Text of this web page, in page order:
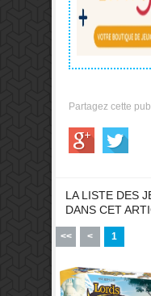
Partagez cette
LA LISTE DES
DANS CET
<< < 1